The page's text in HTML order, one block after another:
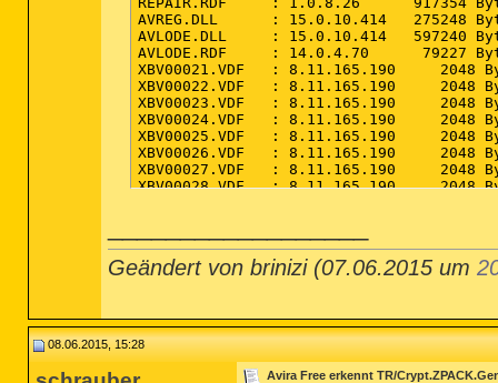
R2 MBAMScheduler; C:\Program Files
R2 MBAMService; C:\Program Files (x86)\
Geändert von brinizi (07.06.2015 um
08.06.2015, 15:28
Avira Free erkennt TR/